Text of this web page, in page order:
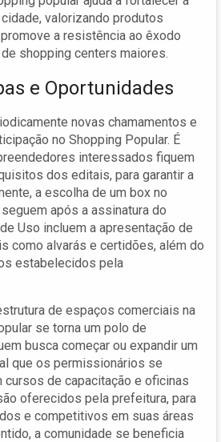
valorizando produtos
a resistência ao êxodo
shopping centers maiores.
e Oportunidades
novas chamamentos e
no Shopping Popular. É
interessados fiquem
dos editais, para garantir a
a escolha de um box no
após a assinatura do
Uso incluem a apresentação de
como alvarás e certidões, além do
estabelecidos pela
de espaços comerciais na
se torna um polo de
busca começar ou expandir um
que os permissionários se
cursos de capacitação e oficinas
oferecidos pela prefeitura, para
e competitivos em suas áreas
a comunidade se beneficia